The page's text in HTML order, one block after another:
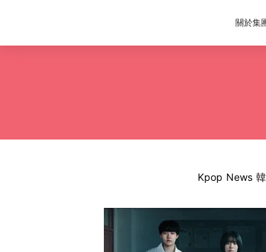
關於集
Kpop News